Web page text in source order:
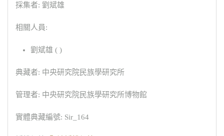
採集者: 劉斌雄
相關人員:
劉斌雄 ( )
典藏者: 中央研究院民族學研究所
管理者: 中央研究院民族學研究所博物館
實體典藏編號: Sir_164